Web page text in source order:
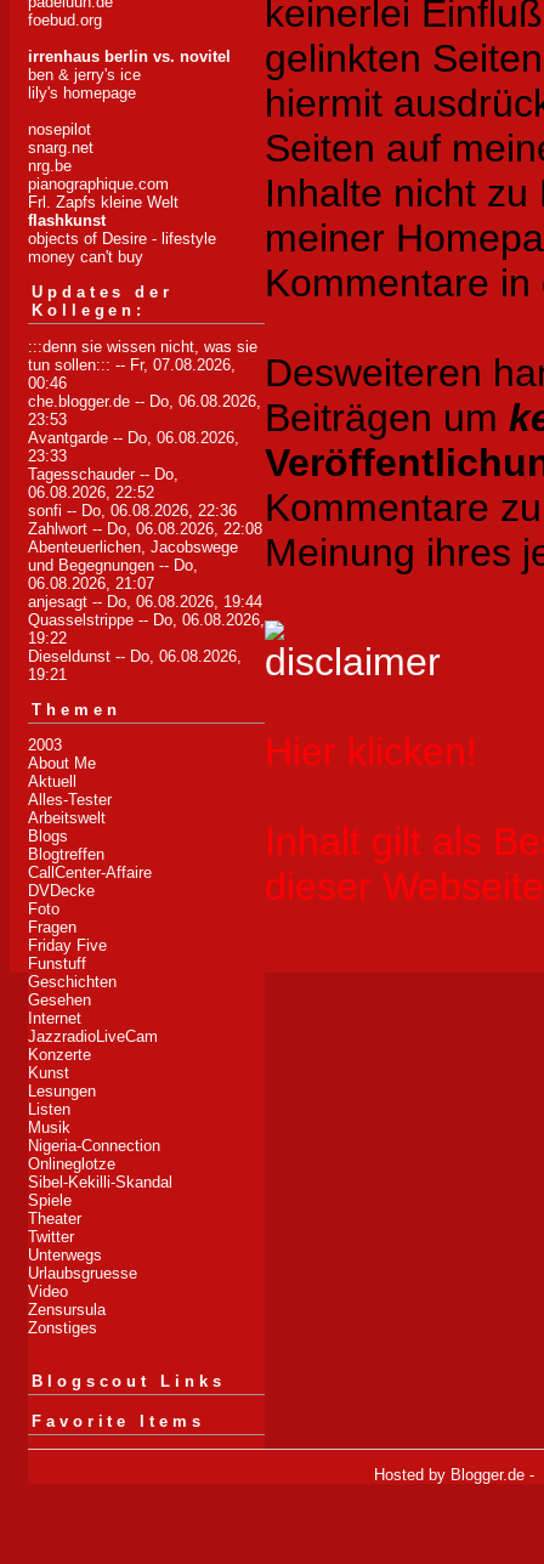
foebud.org
irrenhaus berlin vs. novitel
ben & jerry's ice
lily's homepage
nosepilot
snarg.net
nrg.be
pianographique.com
Frl. Zapfs kleine Welt
flashkunst
objects of Desire - lifestyle
money can't buy
Updates der
Kollegen:
:::denn sie wissen nicht, was sie
tun sollen::: -- Fr, 07.08.2026,
00:46
che.blogger.de -- Do, 06.08.2026,
23:53
Avantgarde -- Do, 06.08.2026,
23:33
Tagesschauder -- Do,
06.08.2026, 22:52
sonfi -- Do, 06.08.2026, 22:36
Zahlwort -- Do, 06.08.2026, 22:08
Abenteuerlichen, Jacobswege
und Begegnungen -- Do,
06.08.2026, 21:07
anjesagt -- Do, 06.08.2026, 19:44
Quasselstrippe -- Do, 06.08.2026,
19:22
Dieseldunst -- Do, 06.08.2026,
19:21
Themen
2003
About Me
Aktuell
Alles-Tester
Arbeitswelt
Blogs
Blogtreffen
CallCenter-Affaire
DVDecke
Foto
Fragen
Friday Five
Funstuff
Geschichten
Gesehen
Internet
JazzradioLiveCam
Konzerte
Kunst
Lesungen
Listen
Musik
Nigeria-Connection
Onlineglotze
Sibel-Kekilli-Skandal
Spiele
Theater
Twitter
Unterwegs
Urlaubsgruesse
Video
Zensursula
Zonstiges
Blogscout Links
Favorite Items
Hosted by Blogger.de-
keinerlei
gelinkten
hiermit
Seiten auf
Inhalte nicht
meiner
Kommentare
Desweiteren
Beiträgen um
Kommentare
Meinung ihres
Hier klicken!
Inhalt gilt als
dieser